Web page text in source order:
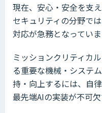
現在、安心・安全を支
セキュリティの分野で
対応が急務となっていま
ミッションクリティカ
る重要な機械・システ
持・向上するには、自
最先端AIの実装が不可欠